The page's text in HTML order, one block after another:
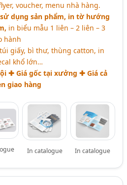
voucher, menu nhà hàng.
dụng sản phẩm, in tờ hướng
in biểu mẫu 1 liên – 2 liên – 3
hành
giấy, bì thư, thùng catton, in
khổ lớn…
✚ Giá gốc tại xưởng ✚ Giá cả
giao hàng
In catalogue In catalogue